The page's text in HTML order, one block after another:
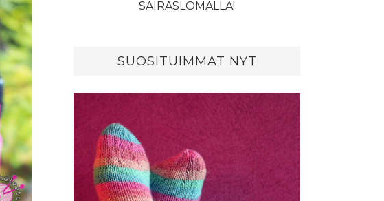
SAIRASLOMALLA!
SUOSITUIMMAT NYT